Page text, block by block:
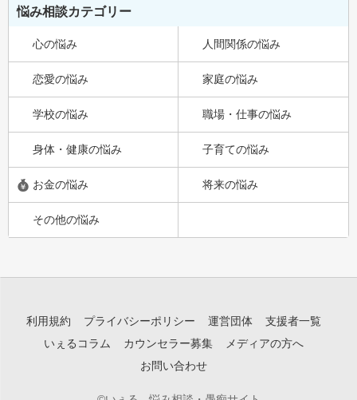
悩み相談カテゴリー
心の悩み 人間関係の悩み
恋愛の悩み 家庭の悩み
学校の悩み 職場・仕事の悩み
身体・健康の悩み 子育ての悩み
お金の悩み 将来の悩み
その他の悩み
利用規約 プライバシーポリシー 運営団体
支援者一覧
いぇるコラム
カウンセラー募集
メディアの方へ
お問い合わせ